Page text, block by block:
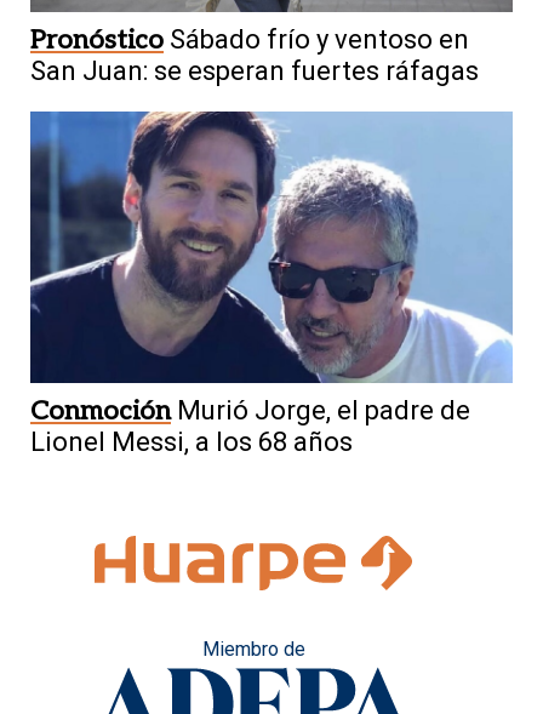
Pronóstico Sábado frío y ventoso en
San Juan: se esperan fuertes ráfagas
Conmoción Murió Jorge, el padre de
Lionel Messi, a los 68 años
Miembro de